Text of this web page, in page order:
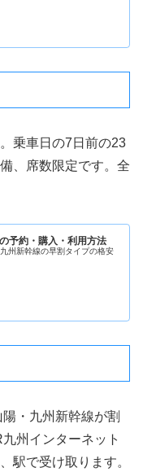
乗車日の7日前の23
、席数限定です。全
予約・購入・利用方法
州新幹線の早割タイプの格安
・九州新幹線が割
州インターネット
駅で受け取ります。